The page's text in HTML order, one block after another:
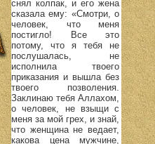
снял колпак, и его жена
сказала ему: «Смотри, о
человек, что меня
постигло! Все это
потому, что я тебя не
послушалась, не
исполнила твоего
приказания и вышла без
твоего позволения.
Заклинаю тебя Аллахом,
о человек, не взыщи с
меня за мой грех, и знай,
что женщина не ведает,
какова цена мужчине,